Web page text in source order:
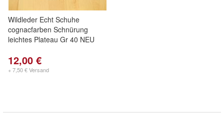
Wildleder Echt Schuhe
cognacfarben Schnürung
leichtes Plateau Gr 40 NEU
12,00 €
+ 7,50 € Versand